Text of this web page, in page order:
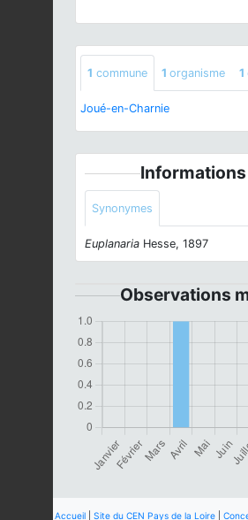
1 commune 1 organisme 1
Joué-en-Charnie
Informations
Synonymes
Euplanaria Hesse, 1897
Observations
Accueil Site du CEN Pays de la Loire